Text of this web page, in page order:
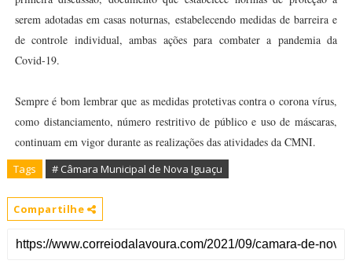
serem adotadas em casas noturnas, estabelecendo medidas de barreira e
de controle individual, ambas ações para combater a pandemia da
Covid-19.
Sempre é bom lembrar que as medidas protetivas contra o corona vírus,
como distanciamento, número restritivo de público e uso de máscaras,
continuam em vigor durante as realizações das atividades da CMNI.
Tags # Câmara Municipal de Nova Iguaçu
Compartilhe